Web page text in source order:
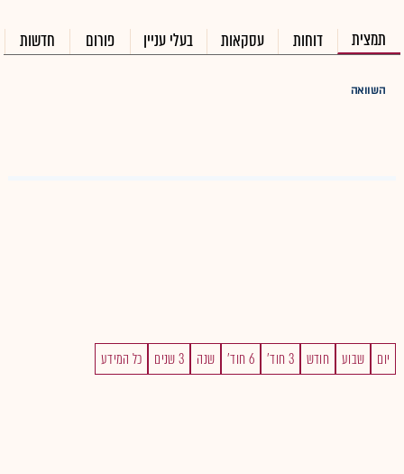
תמצית דוחות עסקאות בעלי עניין פורום חדשות
השוואה
יום שבוע חודש 3 חוד' 6 חוד' שנה 3 שנים כל המידע